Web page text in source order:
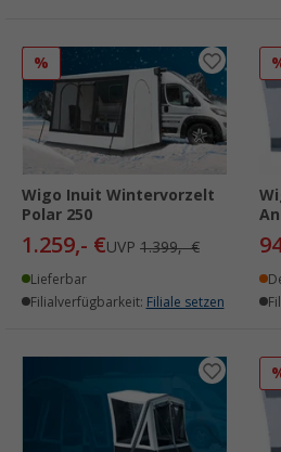
%
Wigo Inuit Wintervorzelt
Polar 250
1.259,- €UVP 1.399,- €
Lieferbar
Filialverfügbarkeit: Filiale setzen